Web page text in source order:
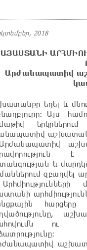
2018
Արժանապատիվ
եղել և
Այս
և
ու